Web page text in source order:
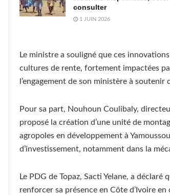
consulter
1 JUIN 2026
Le ministre a souligné que ces
cultures de rente, fortement impactées
l’engagement de son ministère à
Pour sa part, Nouhoun Coulibaly,
proposé la création d’une unité de
agropoles en développement à
d’investissement, notamment dans la
Le PDG de Topaz, Sacti Yelane, a
renforcer sa présence en Côte d’Ivoire